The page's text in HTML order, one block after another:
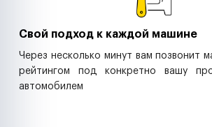
Свой подход к каждой машине
Через несколько минут вам позвонит
рейтингом под конкретно вашу
автомобилем